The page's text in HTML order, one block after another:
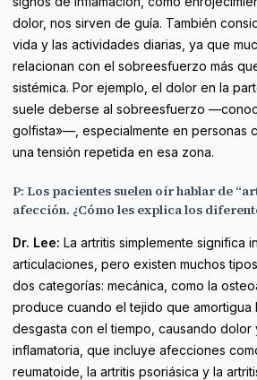
dolor, nos sirven de guía. También
vida y las actividades diarias, ya que
relacionan con el sobreesfuerzo más
sistémica. Por ejemplo, el dolor en la
suele deberse al sobreesfuerzo
golfista»—, especialmente en personas
una tensión repetida en esa zona.
P: Los pacientes suelen oír hablar de
afección. ¿Cómo les explica los
Dr. Lee: La artritis simplemente significa
articulaciones, pero existen muchos
dos categorías: mecánica, como la
produce cuando el tejido que amortigua
desgasta con el tiempo, causando dolor
inflamatoria, que incluye afecciones
reumatoide, la artritis psoriásica y la